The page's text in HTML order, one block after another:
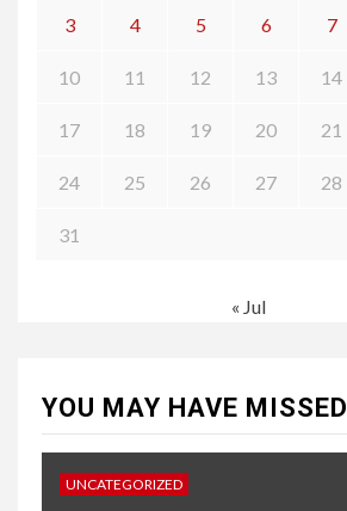
3 4 5 6 7
10 11 12 13 14
17 18 19 20 21
24 25 26 27 28
31
« Jul
YOU MAY HAVE MISSED
UNCATEGORIZED